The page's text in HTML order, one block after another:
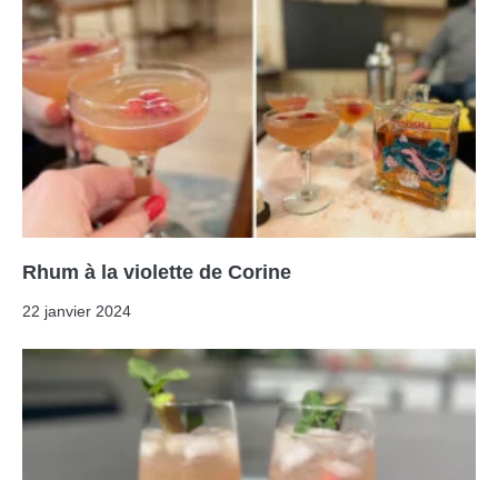
Rhum à la violette de Corine
22 janvier 2024